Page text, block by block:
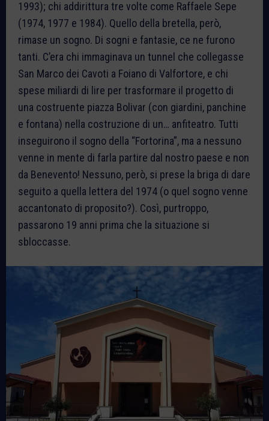
1993); chi addirittura tre volte come Raffaele Sepe
(1974, 1977 e 1984). Quello della bretella, però,
rimase un sogno. Di sogni e fantasie, ce ne furono
tanti. C’era chi immaginava un tunnel che collegasse
San Marco dei Cavoti a Foiano di Valfortore, e chi
spese miliardi di lire per trasformare il progetto di
una costruente piazza Bolivar (con giardini, panchine
e fontana) nella costruzione di un… anfiteatro. Tutti
inseguirono il sogno della “Fortorina”, ma a nessuno
venne in mente di farla partire dal nostro paese e non
da Benevento! Nessuno, però, si prese la briga di dare
seguito a quella lettera del 1974 (o quel sogno venne
accantonato di proposito?). Così, purtroppo,
passarono 19 anni prima che la situazione si
sbloccasse.